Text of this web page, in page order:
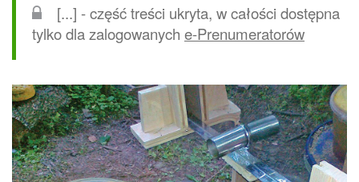
[...] - część treści ukryta, w całości dostępna
tylko dla zalogowanych e-Prenumeratorów